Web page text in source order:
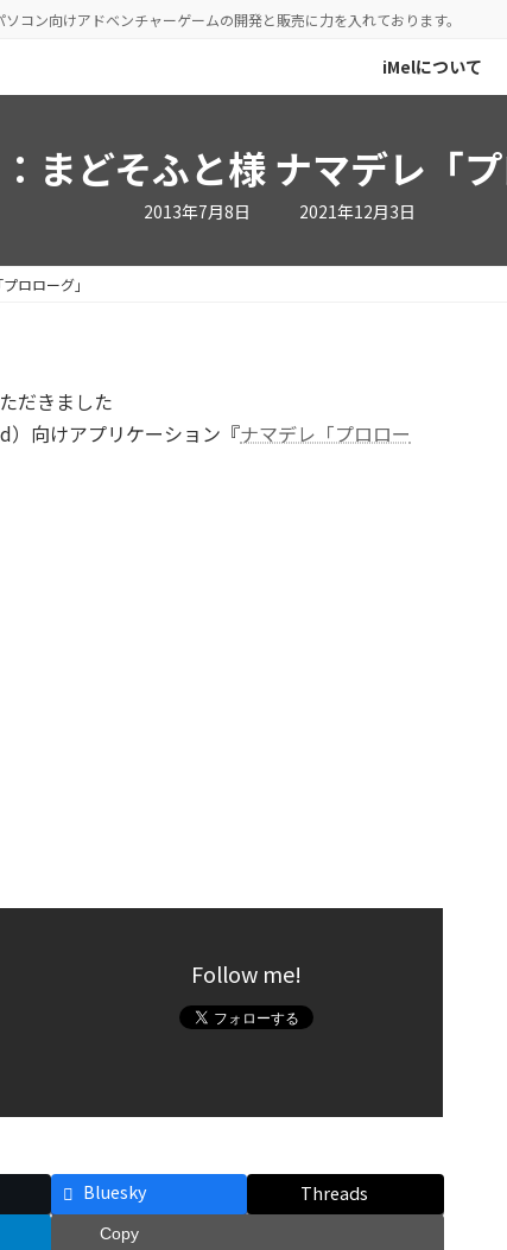
コン向けアドベンチャーゲームの開発と販売に力を入れております。
iMelについて
まどそふと様 ナマデレ「プ
2013年7月8日 最
新
2021年12月3日
ロローグ」
だきました
）向けアプリケーション『ナマデレ「プロロー
Follow me!
Bluesky
Threads
Copy